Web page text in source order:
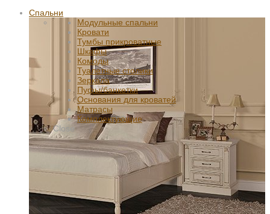
Спальни
Модульные спальни
Кровати
Тумбы прикроватные
Шкафы
Комоды
Туалетные столики
Зеркала
Пуфы/банкетки
Основания для кроватей
Матрасы
Комплектующие
Close